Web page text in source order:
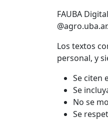
FAUBA
@agro.uba.ar.
Los textos
personal, y
Se citen
Se
No se
Se